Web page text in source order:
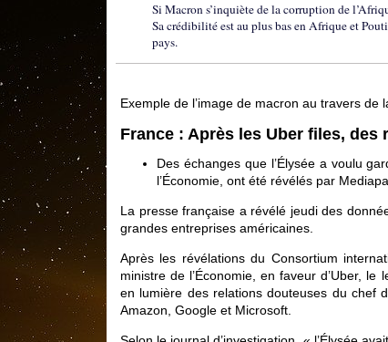
Si Macron s’inquiète de la corruption de
Sa crédibilité est au plus bas en Afrique et
pays.
Exemple de l’image de macron au travers de
France : Après les Uber files, des
Des échanges que l’Élysée a voulu
l’Économie, ont été révélés par
La presse française a révélé jeudi des
grandes entreprises américaines.
Après les révélations du Consortium
ministre de l’Économie, en faveur d’Uber,
en lumière des relations douteuses du chef
Amazon, Google et Microsoft.